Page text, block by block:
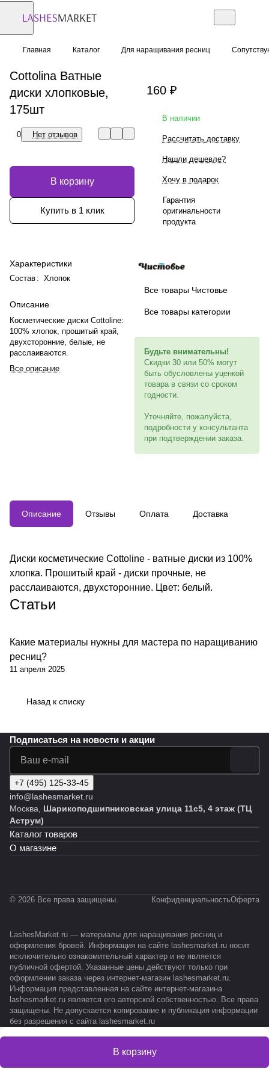
Главная Каталог Для наращивания ресниц
Cottolina Ватные
диски хлопковые,
175шт
0 Нет отзывов
В корзину
Купить в 1 клик
Характеристики
Состав : Хлопок
Описание
Косметические диски Cottoline:
100% хлопок, прошитый край,
двухсторонние, белые, не
расслаиваются.
Все описание
160 ₽
В наличии
Рассчитать доставку
Нашли дешевле?
Хочу в подарок
Гарантия
оригинальности
продукта
Все товары Чистовье
Все товары категории
Будьте внимательны!
Скидки 30 или 50% могут
быть обусловлены уценкой
товара в связи со сроком
годности.
Уточняйте, пожалуйста,
подробности у консультанта
при подтверждении заказа.
Описание Отзывы Оплата Доставка
Диски косметические Cottoline - ватные диски из 100%
хлопка. Прошитый край - диски прочные, не
расслаиваются, двухсторонние. Цвет: белый.
Статьи
Какие материалы нужны для мастера по наращиванию
ресниц?
11 апреля 2025
Назад к списку
В корзину
Подписаться на новости и акции
+7 (495) 125-33-45
info@lashesmarket.ru
Москва, Шарикоподшипниковская улица 11с5, 4 этаж (ТЦ
Аструм)
Каталог товаров
О магазине
© 2026 Все права защищены. КонфиденциальностьОферта
LashesMarket.ru — материалы для наращивания ресниц и
оформления бровей. Информация на сайте lashesmarket.ru носит
исключительно ознакомительный характер и не является
публичной офертой. Указанные цены действуют только при
оформлении заказа через интернет-магазин lashesmarket.ru.
Информация представленная на сайте интернет-магазина
lashesmarket.ru является его авторской собственностью. Все права
защищены. Не допускается копирование и публикация информации
без разрешения с сайта lashesmarket.ru